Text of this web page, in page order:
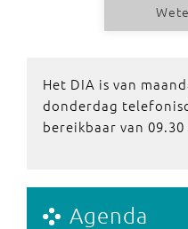
Het DIA is van
donderdag
bereikbaar van
Agenda